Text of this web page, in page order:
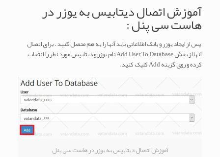
آموزش اتصال دیتابیس به یوزر در
هاستسی پنل :
پس از ایجاد یوزر و بانک اطلاعاتی باید آنها را به هم متصل کنید . برای اتصال
آنها از بخش Add User To Database نام یوزر و دیتابیس مورد نظر را انتخاب
کرده و روی گزینه Add کلیک کنید.
آموزش اتصال دیتابیس به یوزر در هاست سی پنل